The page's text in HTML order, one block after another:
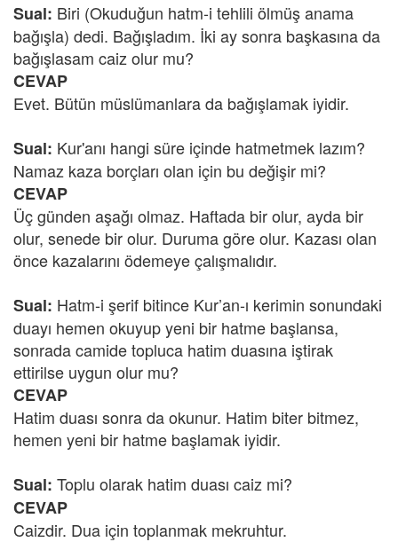
Sual: Biri (Okuduğun hatm-i tehlili ölmüş anama
bağışla) dedi. Bağışladım. İki ay sonra başkasına da
bağışlasam caiz olur mu?
CEVAP
Evet. Bütün müslümanlara da bağışlamak iyidir.
Sual: Kur'anı hangi süre içinde hatmetmek lazım?
Namaz kaza borçları olan için bu değişir mi?
CEVAP
Üç günden aşağı olmaz. Haftada bir olur, ayda bir
olur, senede bir olur. Duruma göre olur. Kazası olan
önce kazalarını ödemeye çalışmalıdır.
Sual: Hatm-i şerif bitince Kur’an-ı kerimin sonundaki
duayı hemen okuyup yeni bir hatme başlansa,
sonrada camide topluca hatim duasına iştirak
ettirilse uygun olur mu?
CEVAP
Hatim duası sonra da okunur. Hatim biter bitmez,
hemen yeni bir hatme başlamak iyidir.
Sual: Toplu olarak hatim duası caiz mi?
CEVAP
Caizdir. Dua için toplanmak mekruhtur.